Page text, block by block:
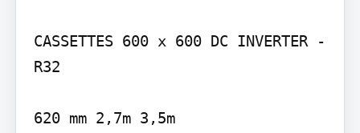
CASSETTES 600 x 600 DC INVERTER -
R32
620 mm 2,7m 3,5m